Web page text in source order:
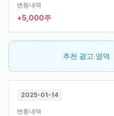
변동내역
+5,000주
추천 광고 영역
2025-01-14
변동내역